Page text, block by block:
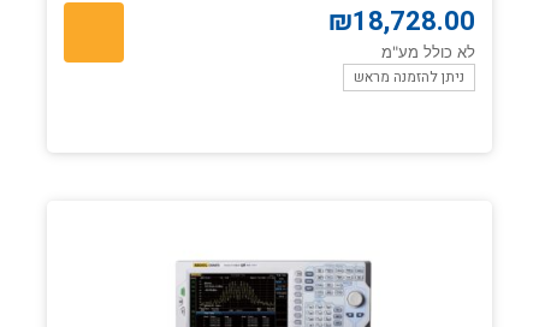
₪18,728.00
לא כולל מע"מ
ניתן להזמנה מראש